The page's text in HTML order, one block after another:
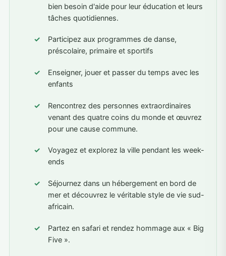
bien besoin d'aide pour leur éducation et leurs
tâches quotidiennes.
Participez aux programmes de danse,
préscolaire, primaire et sportifs
Enseigner, jouer et passer du temps avec les
enfants
Rencontrez des personnes extraordinaires
venant des quatre coins du monde et œuvrez
pour une cause commune.
Voyagez et explorez la ville pendant les week-
ends
Séjournez dans un hébergement en bord de
mer et découvrez le véritable style de vie sud-
africain.
Partez en safari et rendez hommage aux « Big
Five ».